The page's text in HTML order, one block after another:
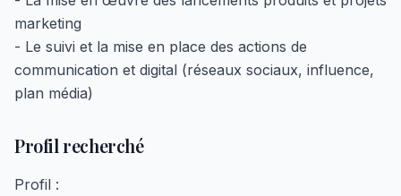
marketing
- Le suivi et la mise en place des actions de
communication et digital (réseaux sociaux, influence,
plan média)
Profil recherché
Profil :